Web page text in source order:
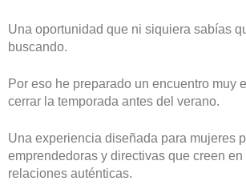
Una oportunidad que ni siquiera sabías
buscando.
Por eso he preparado un encuentro muy
cerrar la temporada antes del verano.
Una experiencia diseñada para mujeres
emprendedoras y directivas que creen
relaciones auténticas.